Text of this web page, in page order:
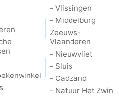
- Vlissingen
- Middelburg
Zeeuws-
Vlaanderen
- Nieuwvliet
- Sluis
- Cadzand
- Natuur Het Zwin